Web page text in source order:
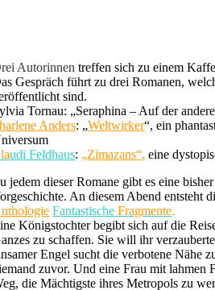
Autorinnen treffen sich zu einem
Gespräch führt zu drei Romanen,
sind.
Tornau: „Seraphina – Auf der
Anders: „Weltwirker“, ein
udi Feldhaus: „Zimazans“, eine
jedem dieser Romane gibt es eine
An diesem Abend entsteht
FantastischeFragmente.
Königstochter begibt sich auf die
zu schaffen. Sie will ihr
Engel sucht die verbotene Nähe
zuvor. Und eine Frau mit lahmen
die Mächtigste ihres Metropols zu